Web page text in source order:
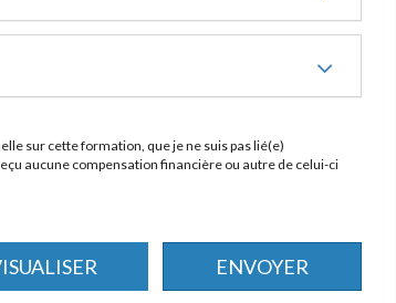
sur cette formation, que je ne suis pas lié(e)
aucune compensation financière ou autre de celui-ci
ENVOYER